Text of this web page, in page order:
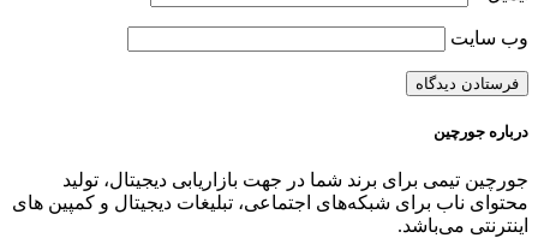
وب‌ سایت
درباره جورچین
جورچین تیمی برای برند شما در جهت بازاریابی دیجیتال، تولید
محتوای ناب برای شبکه‌های اجتماعی، تبلیغات دیجیتال و کمپین های
اینترنتی می‌باشد.